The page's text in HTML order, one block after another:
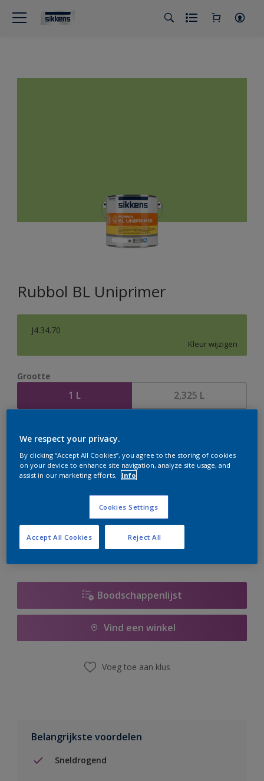
Rubbol BL Uniprimer
J4.34.70
Kleur wijzigen
Grootte
1 L 2,325 L
Bereken
Op dit moment is het niet mogelijk dit product online
te bestellen. Houd de website in de gaten, we werken
er hard aan om de voorraad aan te vullen.
Boodschappenlijst
Vind een winkel
Voeg toe aan klus
Belangrijkste voordelen
Sneldrogend
We respect your privacy.
By clicking “Accept All Cookies”, you agree to the storing of cookies
on your device to enhance site navigation, analyze site usage, and
assist in our marketing efforts.
Info
Cookies Settings
Reject All
Accept All Cookies